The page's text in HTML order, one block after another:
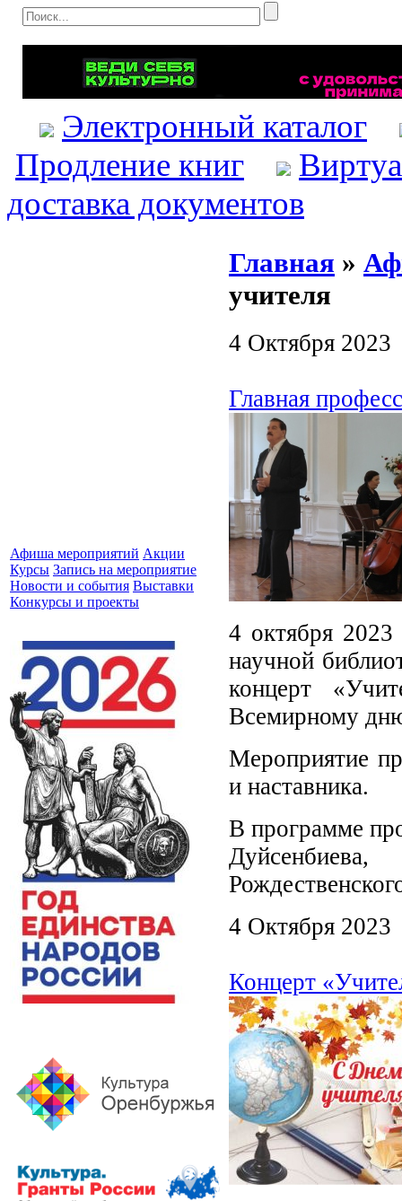
Электронный каталог
Продление книг
доставка документов
Афиша мероприятий Акции
Курсы Запись на мероприятие
Новости и события Выставки
Конкурсы и проекты
Главная »
учителя
4 Октября 2023
Главная
4 октября 2023
научной
концерт
Всемирному
Мероприятие
и наставника.
В программе
4 Октября 2023
Концерт